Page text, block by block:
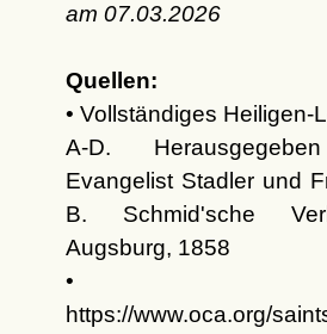
am 07.03.2026
Quellen:
• Vollständiges
A-D.
Evangelist Stadler und
B. Schmid'sche
Augsburg, 1858
•
https://www.oca.org/